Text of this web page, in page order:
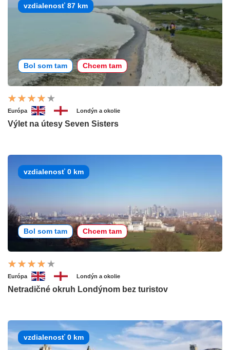
vzdialenosť 87 km
Bol som tam Chcem tam
Európa Londýn a okolie
Výlet na útesy Seven Sisters
vzdialenosť 0 km
Bol som tam Chcem tam
Európa Londýn a okolie
Netradičné okruh Londýnom bez turistov
vzdialenosť 0 km